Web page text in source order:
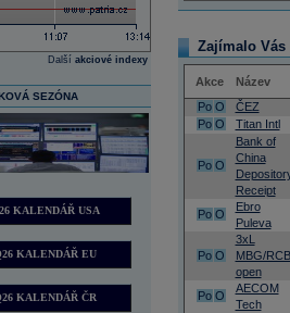
Další akciové indexy
SEZÓNA
KALENDÁŘ USA
KALENDÁŘ EU
KALENDÁŘ ČR
Zajímalo Vás
Akce Název
Po O ČEZ
Po O Titan Intl
Po O
Bank of
China
Receipt
Po O
Ebro
Puleva
Po O
3xL
MBG/RCB
open
Po O
AECOM
Tech